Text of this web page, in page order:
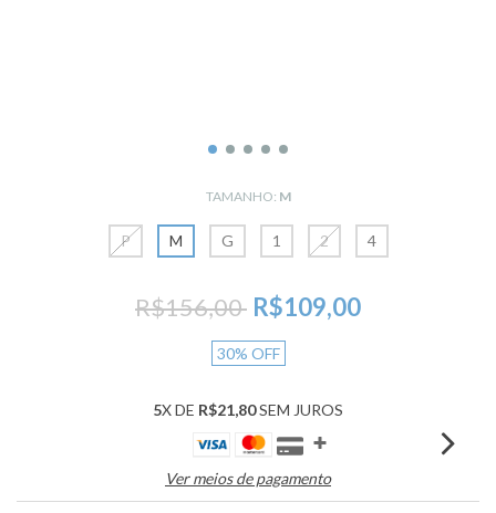
TAMANHO: M
P M G 1 2 4
R$156,00 R$109,00
30% OFF
5X DE R$21,80SEM JUROS
Ver meios de pagamento